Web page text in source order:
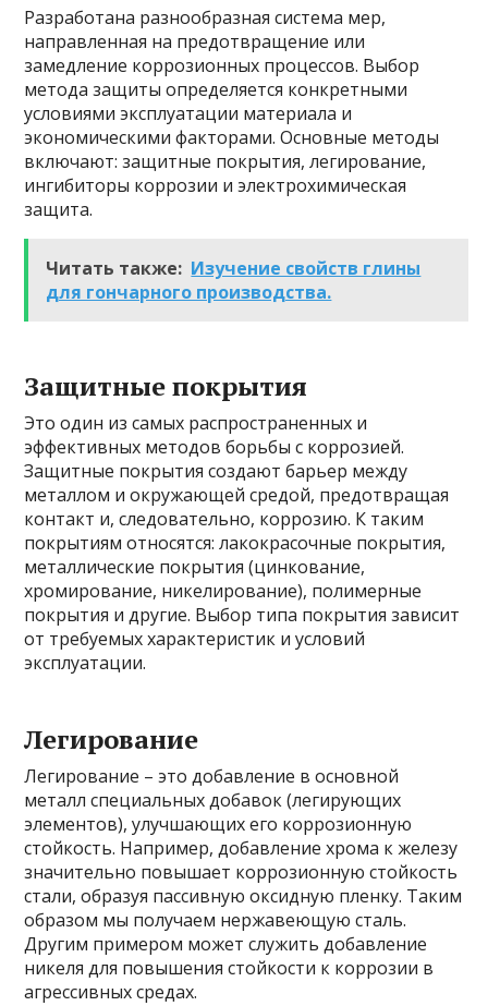
Разработана разнообразная система мер,
направленная на предотвращение или
замедление коррозионных процессов. Выбор
метода защиты определяется конкретными
условиями эксплуатации материала и
экономическими факторами. Основные методы
включают: защитные покрытия, легирование,
ингибиторы коррозии и электрохимическая
защита.
Читать также: Изучение свойств глины
для гончарного производства.
Защитные покрытия
Это один из самых распространенных и
эффективных методов борьбы с коррозией.
Защитные покрытия создают барьер между
металлом и окружающей средой, предотвращая
контакт и, следовательно, коррозию. К таким
покрытиям относятся: лакокрасочные покрытия,
металлические покрытия (цинкование,
хромирование, никелирование), полимерные
покрытия и другие. Выбор типа покрытия зависит
от требуемых характеристик и условий
эксплуатации.
Легирование
Легирование – это добавление в основной
металл специальных добавок (легирующих
элементов), улучшающих его коррозионную
стойкость. Например, добавление хрома к железу
значительно повышает коррозионную стойкость
стали, образуя пассивную оксидную пленку. Таким
образом мы получаем нержавеющую сталь.
Другим примером может служить добавление
никеля для повышения стойкости к коррозии в
агрессивных средах.